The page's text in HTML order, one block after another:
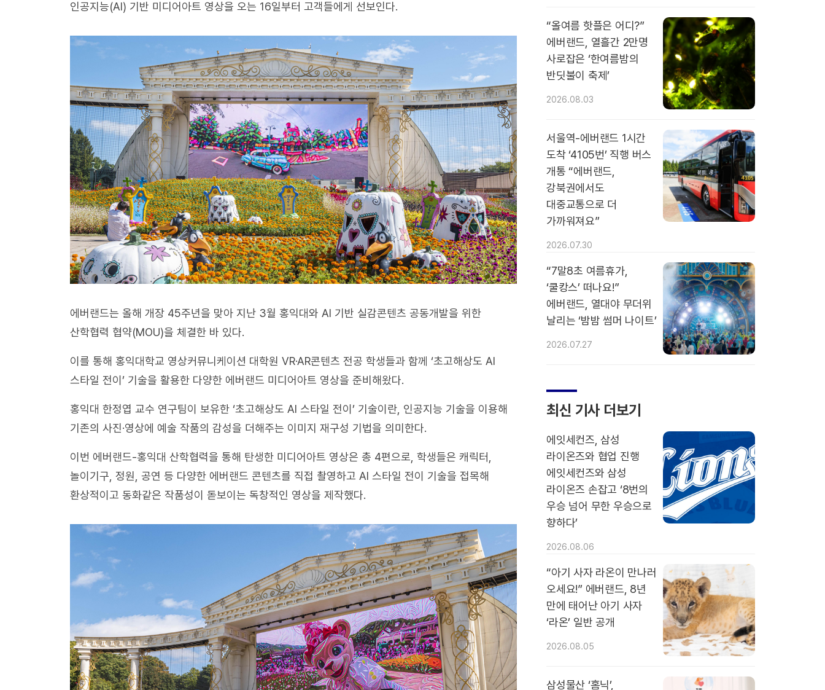
인공지능(AI) 기반 미디어아트 영상을 오는 16일부터 고객들에게 선보인다.
에버랜드는 올해 개장 45주년을 맞아 지난 3월 홍익대와 AI 기반 실감콘텐츠 공동개발을 위한
산학협력 협약(MOU)을 체결한 바 있다.
이를 통해 홍익대학교 영상커뮤니케이션 대학원 VR·AR콘텐츠 전공 학생들과 함께 ‘초고해상도 AI
스타일 전이’ 기술을 활용한 다양한 에버랜드 미디어아트 영상을 준비해왔다.
홍익대 한정엽 교수 연구팀이 보유한 ‘초고해상도 AI 스타일 전이’ 기술이란, 인공지능 기술을 이용해
기존의 사진·영상에 예술 작품의 감성을 더해주는 이미지 재구성 기법을 의미한다.
이번 에버랜드-홍익대 산학협력을 통해 탄생한 미디어아트 영상은 총 4편으로, 학생들은 캐릭터,
놀이기구, 정원, 공연 등 다양한 에버랜드 콘텐츠를 직접 촬영하고 AI 스타일 전이 기술을 접목해
환상적이고 동화같은 작품성이 돋보이는 독창적인 영상을 제작했다.
“올여름 핫플은 어디?”
에버랜드, 열흘간 2만명
사로잡은 ‘한여름밤의
반딧불이 축제’
2026.08.03
서울역-에버랜드 1시간
도착 ‘4105번’ 직행 버스
개통 “에버랜드,
강북권에서도
대중교통으로 더
가까워져요”
2026.07.30
“7말8초 여름휴가,
‘쿨캉스’ 떠나요!”
에버랜드, 열대야 무더위
날리는 ‘밤밤 썸머 나이트’
2026.07.27
최신 기사 더보기
에잇세컨즈, 삼성
라이온즈와 협업 진행
에잇세컨즈와 삼성
라이온즈 손잡고 ‘8번의
우승 넘어 무한 우승으로
향하다’
2026.08.06
“아기 사자 라온이 만나러
오세요!” 에버랜드, 8년
만에 태어난 아기 사자
‘라온’ 일반 공개
2026.08.05
삼성물산 ‘홈닉’,